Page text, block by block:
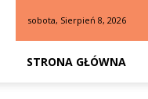
sobota, Sierpień 8, 2026
STRONA GŁÓWNA